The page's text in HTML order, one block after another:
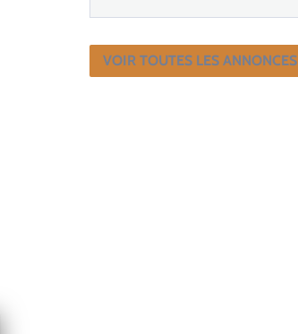
VOIR TOUTES LES ANNONCES